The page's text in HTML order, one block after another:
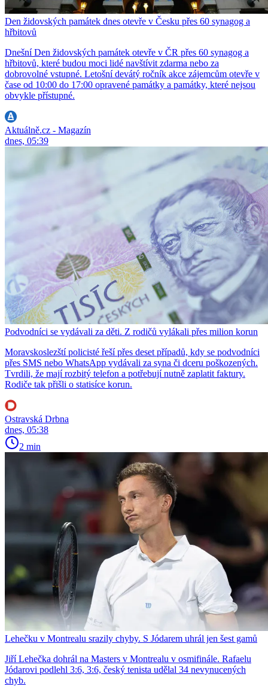
Den židovských památek dnes otevře v Česku přes 60 synagog a
hřbitovů
Dnešní Den židovských památek otevře v ČR přes 60 synagog a
hřbitovů, které budou moci lidé navštívit zdarma nebo za
dobrovolné vstupné. Letošní devátý ročník akce zájemcům otevře v
čase od 10:00 do 17:00 opravené památky a památky, které nejsou
obvykle přístupné.
Aktuálně.cz - Magazín
dnes, 05:39
Podvodníci se vydávali za děti. Z rodičů vylákali přes milion korun
Moravskoslezští policisté řeší přes deset případů, kdy se podvodníci
přes SMS nebo WhatsApp vydávali za syna či dceru poškozených.
Tvrdili, že mají rozbitý telefon a potřebují nutně zaplatit faktury.
Rodiče tak přišli o statisíce korun.
Ostravská Drbna
dnes, 05:38
2 min
Lehečku v Montrealu srazily chyby. S Jódarem uhrál jen šest gamů
Jiří Lehečka dohrál na Masters v Montrealu v osmifinále. Rafaelu
Jódarovi podlehl 3:6, 3:6, český tenista udělal 34 nevynucených
chyb.